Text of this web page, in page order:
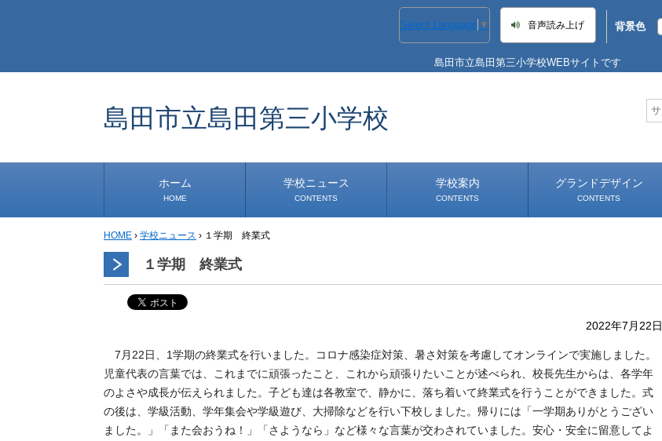
Select Language ▼ 音声読み上げ 背景色
島田市立島田第三小学校WEBサイトです
島田市立島田第三小学校
ホーム
HOME
学校ニュース
CONTENTS
学校から
安心・安全
1年生
2年生
3年生
4年生
5年生
6年生
事務・保健室から
児童会・部活から
研修
小中連携事業
その他
学校案内
CONTENTS
グランドデザイン
CONTENTS
HOME › 学校ニュース › １学期 終業式
１学期 終業式
2022年7月22日
7月22日、1学期の終業式を行いました。コロナ感染症対策、暑さ対策を考慮してオンラインで実施しました。
児童代表の言葉では、これまでに頑張ったこと、これから頑張りたいことが述べられ、校長先生からは、各学年
のよさや成長が伝えられました。子ども達は各教室で、静かに、落ち着いて終業式を行うことができました。式
の後は、学級活動、学年集会や学級遊び、大掃除などを行い下校しました。帰りには「一学期ありがとうござい
ました。」「また会おうね！」「さようなら」など様々な言葉が交わされていました。安心・安全に留意してよ